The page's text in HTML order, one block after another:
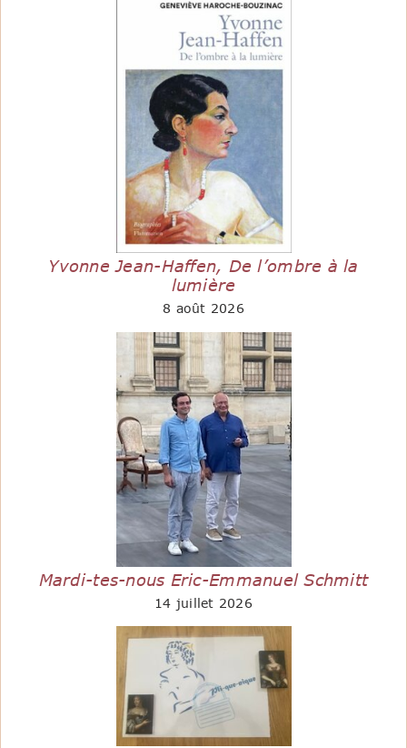
Yvonne Jean-Haffen, De l’ombre à la
lumière
8 août 2026
Mardi-tes-nous Eric-Emmanuel Schmitt
14 juillet 2026